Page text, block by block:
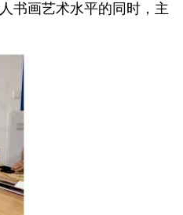
书画艺术水平的同时，主